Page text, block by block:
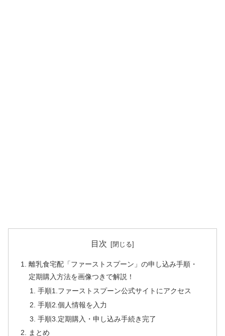
目次
離乳食宅配「ファーストスプーン」の申し込み手順・
定期購入方法を画像つきで解説！
手順1.ファーストスプーン公式サイトにアクセス
手順2.個人情報を入力
手順3.定期購入・申し込み手続き完了
まとめ